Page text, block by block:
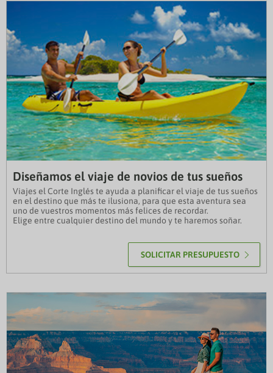
Diseñamos el viaje de novios de tus sueños
Viajes el Corte Inglés te ayuda a planificar el viaje de tus sueños
en el destino que más te ilusiona, para que esta aventura sea
uno de vuestros momentos más felices de recordar.
Elige entre cualquier destino del mundo y te haremos soñar.
SOLICITAR PRESUPUESTO